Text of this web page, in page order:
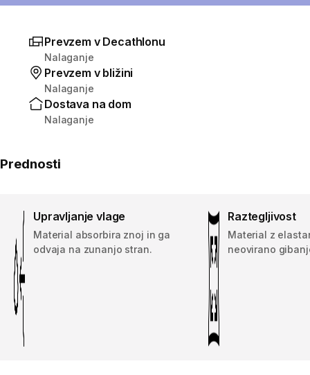
Prevzem v Decathlonu
Nalaganje
Prevzem v bližini
Nalaganje
Dostava na dom
Nalaganje
Prednosti
Upravljanje vlage
Material absorbira znoj in ga
odvaja na zunanjo stran.
Raztegljivost
Material z
neovirano